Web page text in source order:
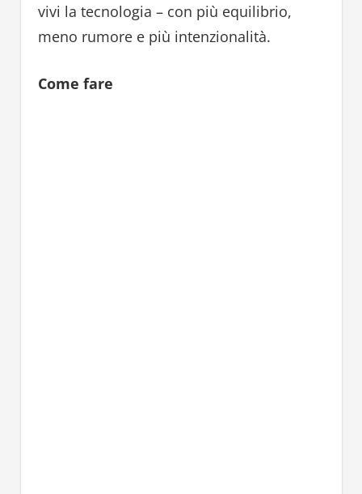
vivi la tecnologia – con più equilibrio,
meno rumore e più intenzionalità.
Come fare